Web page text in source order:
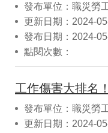
發布單位：職災勞
更新日期：2024-
發布日期：2024-
點閱次數：
發布單位：職災勞
更新日期：2024-